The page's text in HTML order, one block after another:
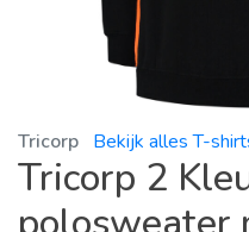
Tricorp Bekijk alles T-
Tricorp 2